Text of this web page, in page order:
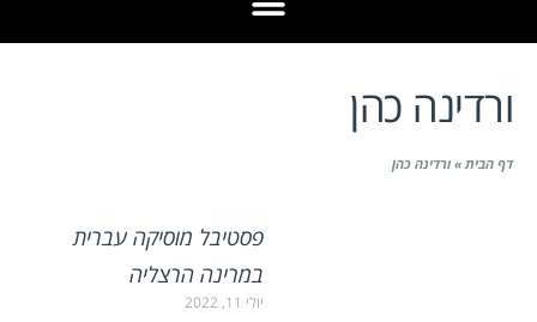
ורדינה כהן
דף הבית» ורדינה כהן
פסטיבל מוסיקה עברית
במרינה הרצליה
יולי 11, 2022